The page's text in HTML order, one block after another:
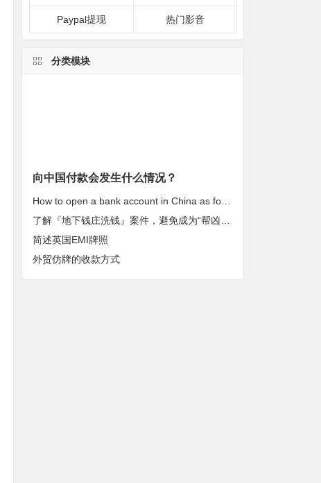
Paypal提现 热门影音
分类模块
向中国付款会发生什么情况？
简述英国EMI牌照
外贸仿牌的收款方式